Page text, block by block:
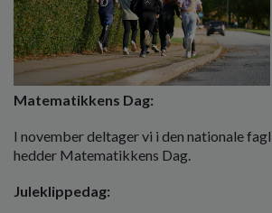
Matematikkens Dag:
I november deltager vi i den nationale
hedder Matematikkens Dag.
Juleklippedag: